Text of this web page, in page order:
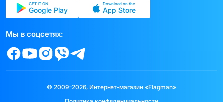
GET IT ON
Google Play
Download on the
App Store
Мы в соцсетях:
© 2009–2026, Интернет-магазин «Flagman»